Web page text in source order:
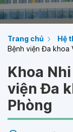
Trang chủ Hệ
Bệnh viện Đa khoa
Khoa
viện Đa
Phòng